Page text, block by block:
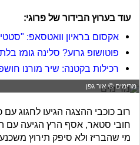
עוד בערוץ הבידור של פרוגי:
אקסום בראיון וואטסאפ:
פוטושופ גרוע? סלינה גומז
רכילות בקטנה: שיר מורנו
מרימים © אור גפן
רוב כוכבי ההצגה הגיעו לחגוג
חובי סטאר, אסף הרץ הגיעה עם
מי שהבריז ולא סיפק תירוץ